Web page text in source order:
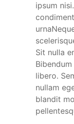
ipsum
Sit nulla
libero.
nullam
blandit